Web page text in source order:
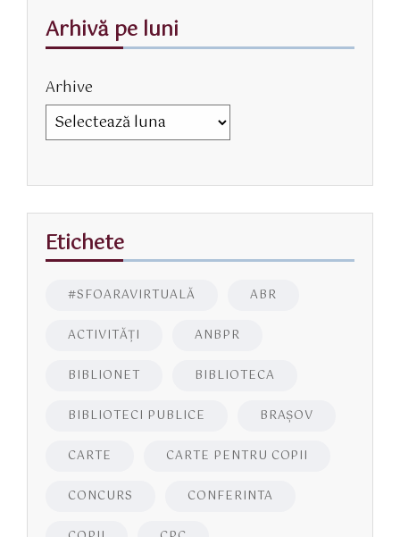
Arhivă pe luni
Arhive
Etichete
#SFOARAVIRTUALĂ ABR
ACTIVITĂŢI ANBPR
BIBLIONET BIBLIOTECA
BIBLIOTECI PUBLICE BRAŞOV
CARTE CARTE PENTRU COPII
CONCURS CONFERINTA